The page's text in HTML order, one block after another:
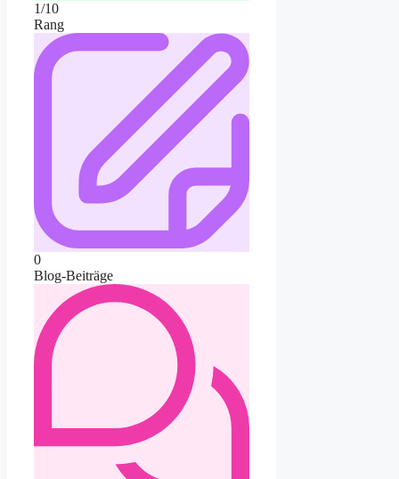
1/10
Rang
0
Blog-Beiträge